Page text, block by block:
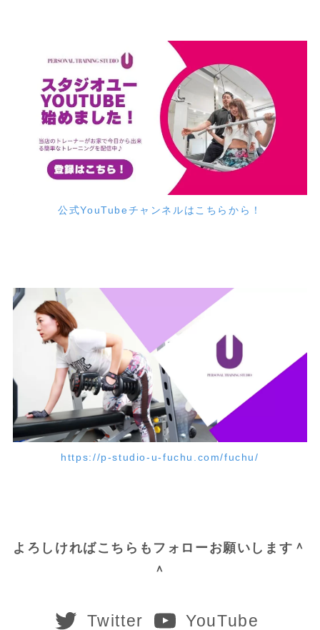
公式YouTubeチャンネルはこちらから！
https://p-studio-u-fuchu.com/fuchu/
よろしければこちらもフォローお願いします＾
＾
Twitter YouTube